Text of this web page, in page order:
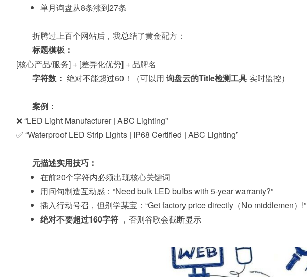
单月询盘从8条涨到27条
折腾过上百个网站后，我总结了黄金配方：
标题模板：
[核心产品/服务] + [差异化优势] + 品牌名
字符数： 绝对不能超过60！（可以用 询盘云的Title检测工具 实时监控）
案例：
❌ “LED Light Manufacturer | ABC Lighting”
✅ “Waterproof LED Strip Lights | IP68 Certified | ABC Lighting”
元描述实用技巧：
在前20个字符内必须出现核心关键词
用问句制造互动感：“Need bulk LED bulbs with 5-year warranty?”
插入行动号召，但别学某宝：“Get factory price directly（No middlemen）!”
绝对不要超过160字符 ，否则谷歌会截断显示